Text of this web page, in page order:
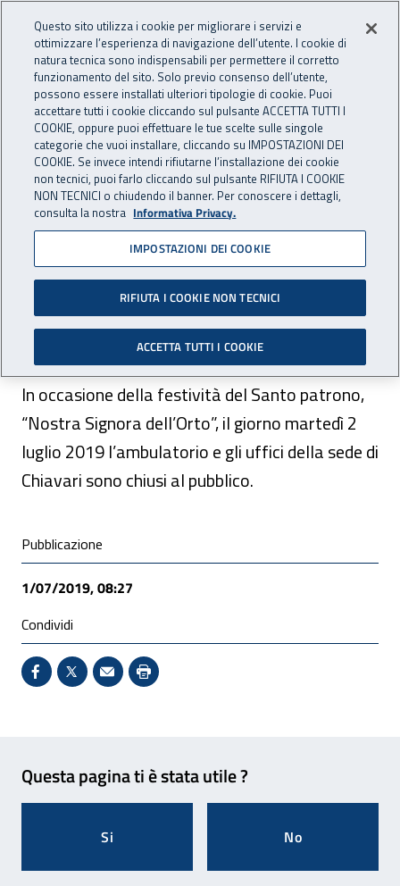
INAIL - Istituto Nazionale
Apri cerca
Navigazione principale
Navigazione - Ti trovi in:
Home Inail comunica Avvisi
Sede di Chiavari: chiusura
martedì 2 luglio 2019
E' prevista la chiusura al pubblico
dell’ambulatorio e degli uffici della sede di
Chiavari il 2 luglio 2019.
In occasione della festività del Santo patrono,
“Nostra Signora dell’Orto”, il giornomartedì 2
luglio 2019 l’ambulatorio e gli uffici della sede di
Chiavari sono chiusi al pubblico.
Condivisione social
Pubblicazione
1/07/2019, 08:27
Condividi
Condividi su Facebook - Sito esterno - Apertura in
X - Sito esterno - Apertura in nuova finestra
Invio Mail: apre il programma di posta
Stampa pagina: scelta meno
Questa pagina ti è stata utile ?
Si No
Questo sito utilizza i cookie per migliorare i servizi e
ottimizzare l’esperienza di navigazione dell’utente. I cookie di
natura tecnica sono indispensabili per permettere il corretto
funzionamento del sito. Solo previo consenso dell’utente,
possono essere installati ulteriori tipologie di cookie. Puoi
accettare tutti i cookie cliccando sul pulsante ACCETTA TUTTI I
COOKIE, oppure puoi effettuare le tue scelte sulle singole
categorie che vuoi installare, cliccando su IMPOSTAZIONI DEI
COOKIE. Se invece intendi rifiutarne l’installazione dei cookie
non tecnici, puoi farlo cliccando sul pulsante RIFIUTA I COOKIE
NON TECNICI o chiudendo il banner. Per conoscere i dettagli,
consulta la nostra Informativa Privacy.
IMPOSTAZIONI DEI COOKIE
RIFIUTA I COOKIE NON TECNICI
ACCETTA TUTTI I COOKIE